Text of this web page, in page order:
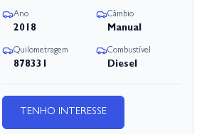
Ano
2018
Câmbio
Manual
Quilometragem
878331
Combustível
Diesel
TENHO INTERESSE